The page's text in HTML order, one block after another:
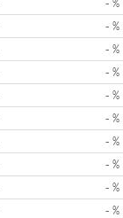
- %
- %
- %
- %
- %
- %
- %
- %
- %
- %